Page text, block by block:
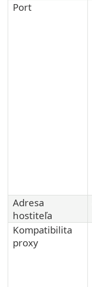
Port
Adresa
hostiteľa
Kompatibilita
proxy